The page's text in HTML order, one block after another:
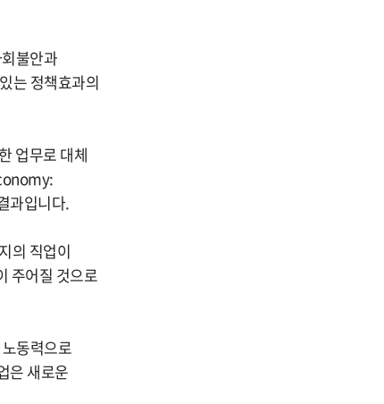
불안과
는 정책효과의
업무로 대체
과입니다.
의 직업이
주어질 것으로
동력으로
은 새로운